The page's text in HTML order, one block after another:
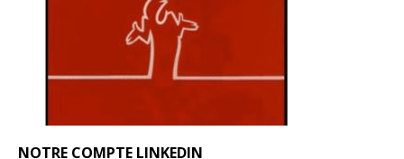
NOTRE COMPTE LINKEDIN